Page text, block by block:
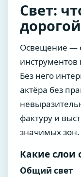
Свет:
Освещение —
инструментов
Без него
актёра без
фактуру и
значимых зон.
Какие слои
Общий свет